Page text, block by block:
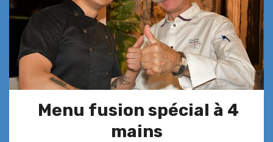
Menu fusion spécial à 4
mains